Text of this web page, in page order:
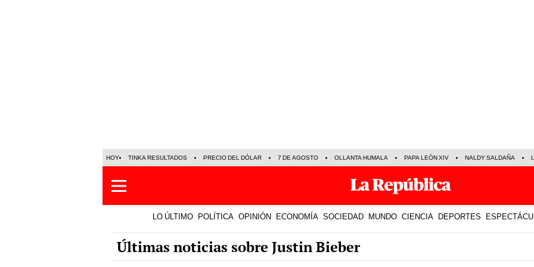
HOY TINKA RESULTADOS PRECIO DEL DÓLAR 7 DE AGOSTO OLLANTA HUMALA PAPA LEÓN XIV NALDY SALDAÑA
LO ÚLTIMO POLÍTICA OPINIÓN ECONOMÍA SOCIEDAD MUNDO CIENCIA DEPORTES
Últimas noticias sobre Justin Bieber